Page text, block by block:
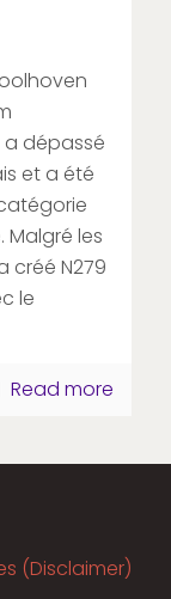
a dépassé
et a été
Malgré les
créé N279
le
Read more
(Disclaimer)